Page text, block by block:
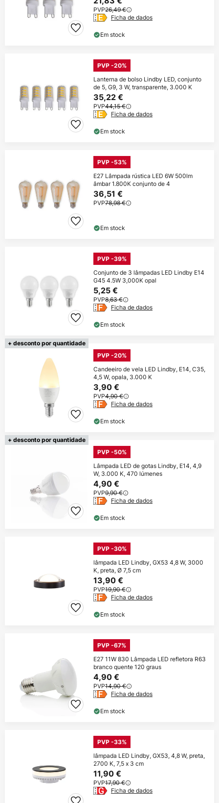
PVP26,49 €
Ficha de dados
Em stock
PVP -20%
Lanterna de bolso Lindby LED, conjunto
de 5, G9, 3 W, transparente, 3.000 K
35,22 €
PVP44,15 €
Ficha de dados
Em stock
PVP -53%
E27 Lâmpada rústica LED 6W 500lm
âmbar 1.800K conjunto de 4
36,51 €
PVP78,98 €
Em stock
PVP -39%
Conjunto de 3 lâmpadas LED Lindby E14
G45 4.5W 3,000K opal
5,25 €
PVP8,63 €
Ficha de dados
Em stock
+ desconto por quantidade
PVP -20%
Candeeiro de vela LED Lindby, E14, C35,
4,5 W, opala, 3.000 K
3,90 €
PVP4,90 €
Ficha de dados
Em stock
+ desconto por quantidade
PVP -50%
Lâmpada LED de gotas Lindby, E14, 4,9
W, 3.000 K, 470 lúmenes
4,90 €
PVP9,90 €
Ficha de dados
Em stock
PVP -30%
lâmpada LED Lindby, GX53 4,8 W, 3000
K, preta, Ø 7,5 cm
13,90 €
PVP19,90 €
Ficha de dados
Em stock
PVP -67%
E27 11W 830 Lâmpada LED refletora R63
branco quente 120 graus
4,90 €
PVP14,90 €
Ficha de dados
Em stock
PVP -33%
lâmpada LED Lindby, GX53, 4,8 W, preta,
2700 K, 7,5 x 3 cm
11,90 €
PVP17,90 €
Ficha de dados